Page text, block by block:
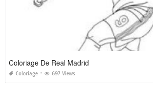
Coloriage De Real Madrid
Coloriage 697 Views